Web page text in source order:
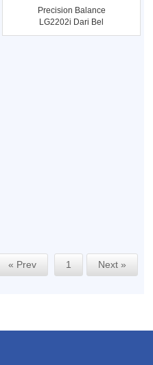
Precision Balance
LG2202i Dari Bel
Engineering Kap
« Prev 1 Next »